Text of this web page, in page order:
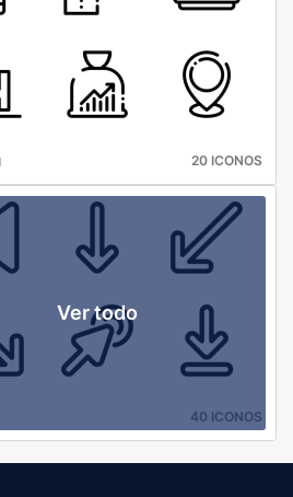
20 ICONOS
Ver todo
40 ICONOS